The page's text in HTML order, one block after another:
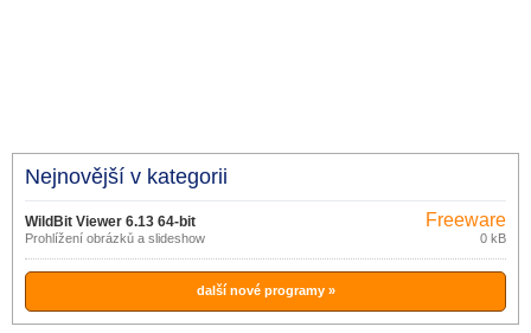
Nejnovější v kategorii
WildBit Viewer 6.13 64-bit
Prohlížení obrázků a slideshow
Freeware
0 kB
další nové programy »